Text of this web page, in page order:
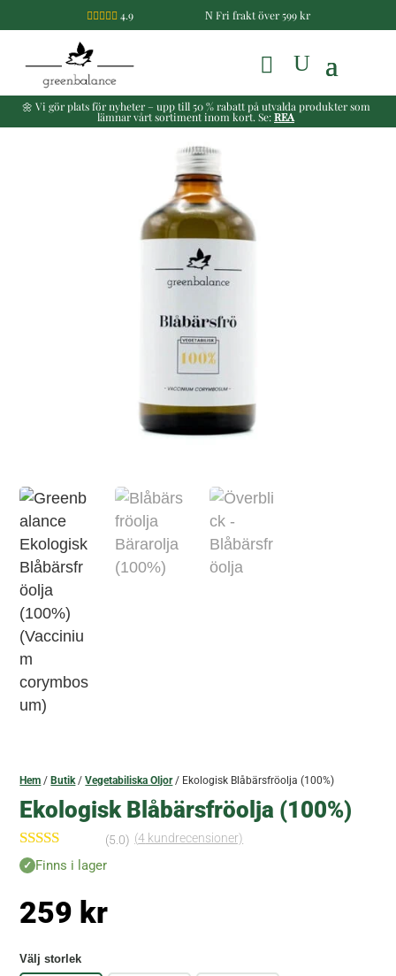
 4.9 NFri frakt över 599 kr
🌼 Vi gör plats för nyheter – upp till 50 % rabatt på utvalda produkter som
lämnar vårt sortiment inom kort. Se:REA
Hem / Butik/Vegetabiliska Oljor/ Ekologisk Blåbärsfröolja (100%)
Ekologisk Blåbärsfröolja (100%)
Betygsatt
5.00av 5
kundrecensi
oner
(5.0) (4 kundrecensioner)
Finns i lager
259 kr
Välj storlek